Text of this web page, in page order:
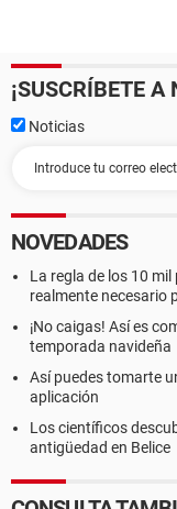
¡SUSCRÍBETE A
Noticias
NOVEDADES
La regla de los 10
realmente necesario
¡No caigas! Así es
temporada navideña
Así puedes tomarte
aplicación
Los científicos
antigüedad en Belice